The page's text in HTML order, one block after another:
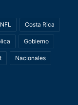
Costa Rica
Gobierno
Nacionales